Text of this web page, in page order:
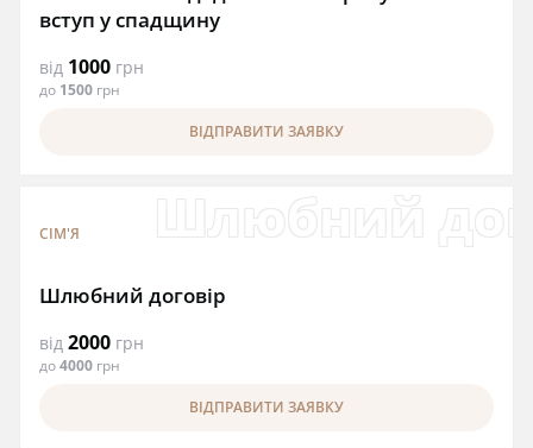
вступ у спадщину
від 1000 грн
до 1500 грн
ВІДПРАВИТИ ЗАЯВКУ
СІМ'Я
Шлюбний договір
від 2000 грн
до4000 грн
ВІДПРАВИТИ ЗАЯВКУ